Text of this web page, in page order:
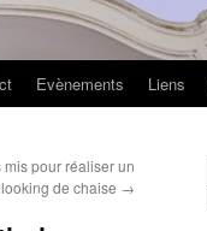
Evènements Liens
pour réaliser un
de chaise →